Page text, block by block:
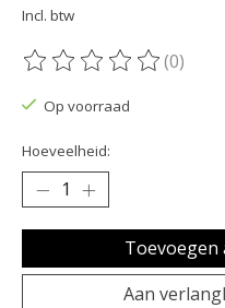
Incl. btw
De beoordeling van dit
(0)
Op voorraad
Hoeveelheid:
Toevoegen
Aan